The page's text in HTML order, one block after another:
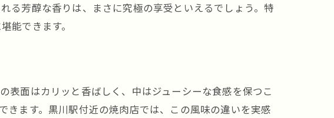
る芳醇な香りは、まさに究極の享受といえるでしょう。特
能できます。
表面はカリッと香ばしく、中はジューシーな食感を保つこ
きます。黒川駅付近の焼肉店では、この風味の違いを実感